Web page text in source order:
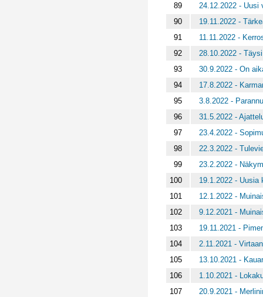
89
24.12.2022 - Uusi
90
19.11.2022 -
91
11.11.2022 -
92
28.10.2022 -
93
30.9.2022 - On
94
17.8.2022 -
95
3.8.2022 -
96
31.5.2022 -
97
23.4.2022 -
98
22.3.2022 -
99
23.2.2022 -
100
19.1.2022 - Uusia
101
12.1.2022 -
102
9.12.2021 -
103
19.11.2021 -
104
2.11.2021 -
105
13.10.2021 -
106
1.10.2021 -
107
20.9.2021 -